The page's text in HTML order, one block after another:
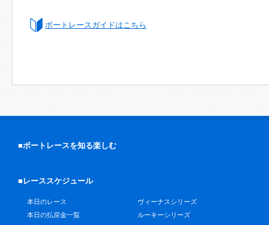
ボートレースガイドはこちら
■ボートレースを知る楽しむ
■レーススケジュール
本日のレース
本日の払戻金一覧
ヴィーナスシリーズ
ルーキーシリーズ